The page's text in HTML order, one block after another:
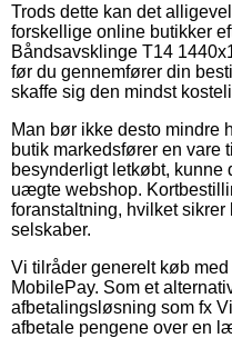
Trods dette kan det
forskellige online butikker
Båndsavsklinge T14
før du gennemfører din
skaffe sig den mindst
Man bør ikke desto mindre
butik markedsfører en vare
besynderligt letkøbt,
uægte webshop.
foranstaltning, hvilket
selskaber.
Vi tilråder generelt køb
MobilePay. Som et
afbetalingsløsning som fx
afbetale pengene over en